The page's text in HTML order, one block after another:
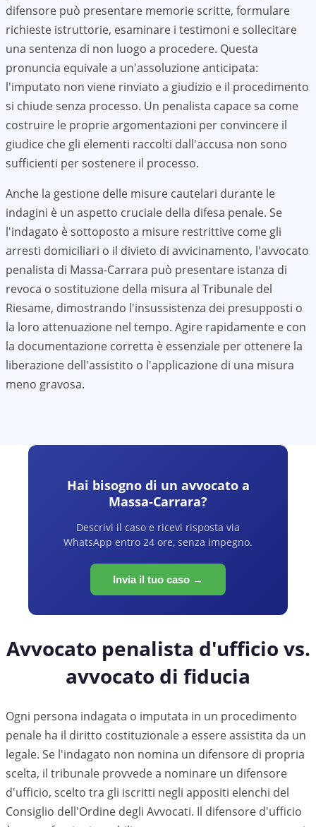
difensore può presentare memorie scritte, formulare
richieste istruttorie, esaminare i testimoni e sollecitare
una sentenza di non luogo a procedere. Questa
pronuncia equivale a un'assoluzione anticipata:
l'imputato non viene rinviato a giudizio e il procedimento
si chiude senza processo. Un penalista capace sa come
costruire le proprie argomentazioni per convincere il
giudice che gli elementi raccolti dall'accusa non sono
sufficienti per sostenere il processo.
Anche la gestione delle misure cautelari durante le
indagini è un aspetto cruciale della difesa penale. Se
l'indagato è sottoposto a misure restrittive come gli
arresti domiciliari o il divieto di avvicinamento, l'avvocato
penalista di Massa-Carrara può presentare istanza di
revoca o sostituzione della misura al Tribunale del
Riesame, dimostrando l'insussistenza dei presupposti o
la loro attenuazione nel tempo. Agire rapidamente e con
la documentazione corretta è essenziale per ottenere la
liberazione dell'assistito o l'applicazione di una misura
meno gravosa.
Hai bisogno di un avvocato a
Massa-Carrara?
Descrivi il caso e ricevi risposta via
WhatsApp entro 24 ore, senza impegno.
Invia il tuo caso →
Avvocato penalista d'ufficio vs.
avvocato di fiducia
Ogni persona indagata o imputata in un procedimento
penale ha il diritto costituzionale a essere assistita da un
legale. Se l'indagato non nomina un difensore di propria
scelta, il tribunale provvede a nominare un difensore
d'ufficio, scelto tra gli iscritti negli appositi elenchi del
Consiglio dell'Ordine degli Avvocati. Il difensore d'ufficio